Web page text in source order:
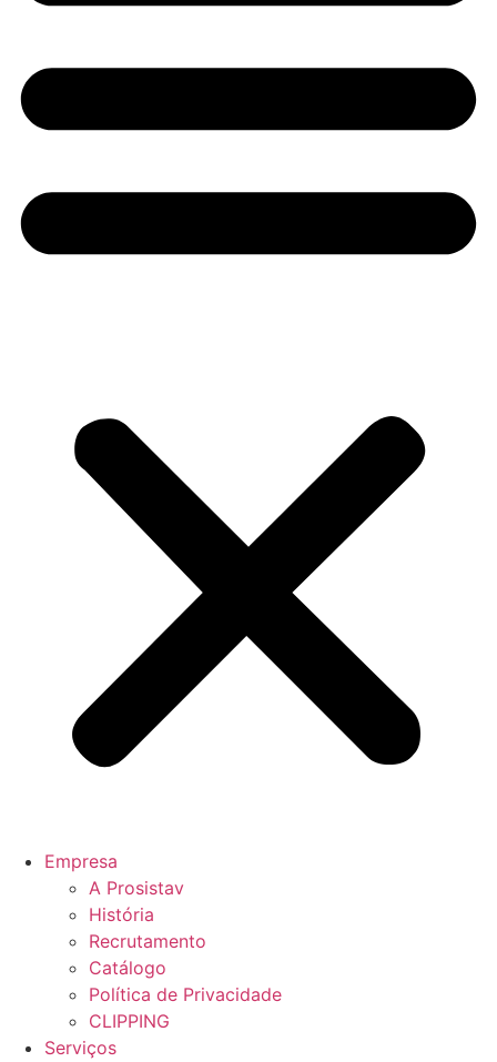
Empresa
A Prosistav
História
Recrutamento
Catálogo
Política de Privacidade
CLIPPING
Serviços